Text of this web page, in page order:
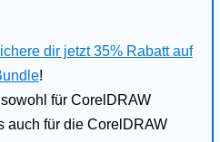
dir jetzt 35% Rabatt auf
!
für CorelDRAW
auch für die CorelDRAW